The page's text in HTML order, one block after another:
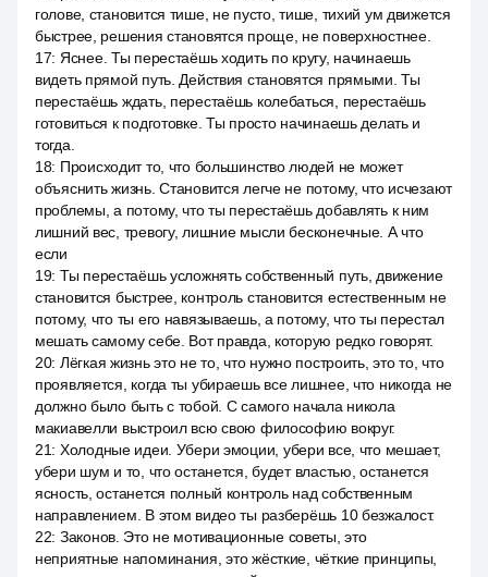
голове, становится тише, не пусто, тише, тихий ум движется
быстрее, решения становятся проще, не поверхностнее.
17: Яснее. Ты перестаёшь ходить по кругу, начинаешь
видеть прямой путь. Действия становятся прямыми. Ты
перестаёшь ждать, перестаёшь колебаться, перестаёшь
готовиться к подготовке. Ты просто начинаешь делать и
тогда.
18: Происходит то, что большинство людей не может
объяснить жизнь. Становится легче не потому, что исчезают
проблемы, а потому, что ты перестаёшь добавлять к ним
лишний вес, тревогу, лишние мысли бесконечные. А что
если
19: Ты перестаёшь усложнять собственный путь, движение
становится быстрее, контроль становится естественным не
потому, что ты его навязываешь, а потому, что ты перестал
мешать самому себе. Вот правда, которую редко говорят.
20: Лёгкая жизнь это не то, что нужно построить, это то, что
проявляется, когда ты убираешь все лишнее, что никогда не
должно было быть с тобой. С самого начала никола
макиавелли выстроил всю свою философию вокруг.
21: Холодные идеи. Убери эмоции, убери все, что мешает,
убери шум и то, что останется, будет властью, останется
ясность, останется полный контроль над собственным
направлением. В этом видео ты разберёшь 10 безжалост.
22: Законов. Это не мотивационные советы, это
неприятные напоминания, это жёсткие, чёткие принципы,